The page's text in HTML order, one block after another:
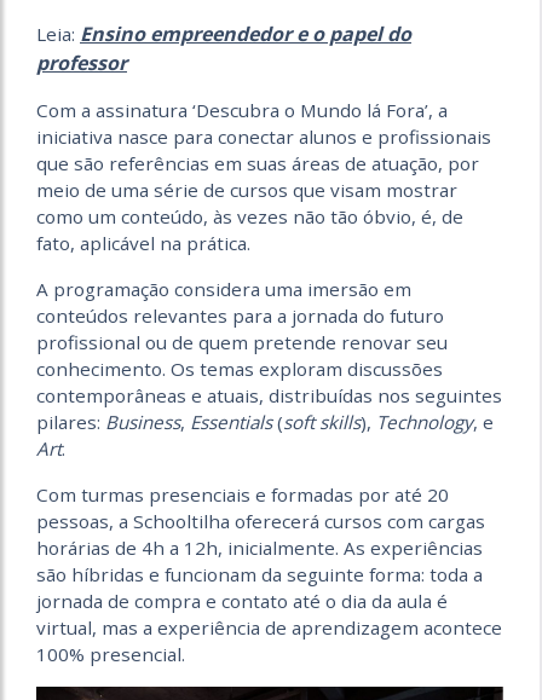
Leia: Ensino empreendedor e o papel do
professor
Com a assinatura ‘Descubra o Mundo lá Fora’, a
iniciativa nasce para conectar alunos e profissionais
que são referências em suas áreas de atuação, por
meio de uma série de cursos que visam mostrar
como um conteúdo, às vezes não tão óbvio, é, de
fato, aplicável na prática.
A programação considera uma imersão em
conteúdos relevantes para a jornada do futuro
profissional ou de quem pretende renovar seu
conhecimento. Os temas exploram discussões
contemporâneas e atuais, distribuídas nos seguintes
pilares: Business, Essentials(soft skills), Technology, e
Art.
Com turmas presenciais e formadas por até 20
pessoas, a Schooltilha oferecerá cursos com cargas
horárias de 4h a 12h, inicialmente. As experiências
são híbridas e funcionam da seguinte forma: toda a
jornada de compra e contato até o dia da aula é
virtual, mas a experiência de aprendizagem acontece
100% presencial.